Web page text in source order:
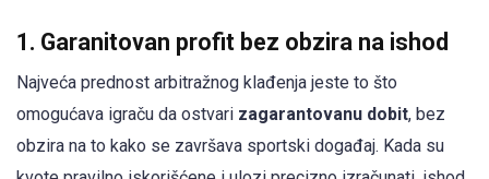
1. Garanitovan profit bez obzira na ishod
Najveća prednost arbitražnog klađenja jeste to što
omogućava igraču da ostvari zagarantovanu dobit, bez
obzira na to kako se završava sportski događaj. Kada su